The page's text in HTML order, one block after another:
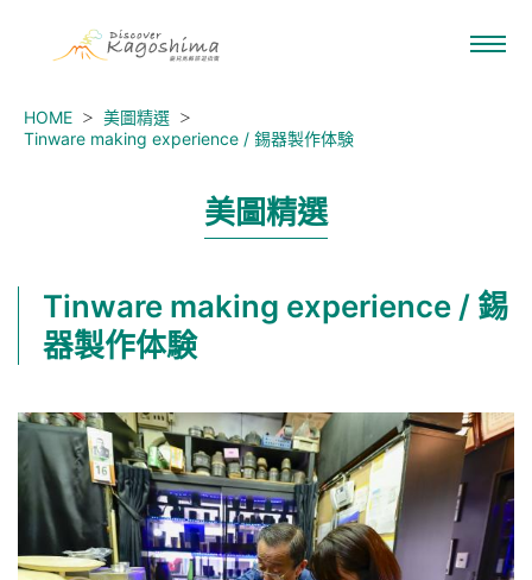
HOME
美圖精選
Tinware making experience / 錫器製作体験
美圖精選
Tinware making experience / 錫
器製作体験